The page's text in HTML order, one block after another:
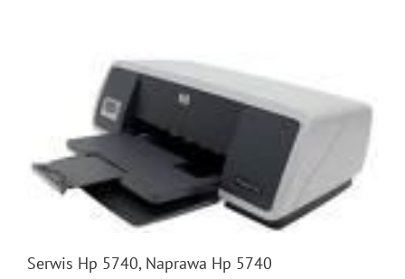
Serwis Hp 5740, Naprawa Hp 5740